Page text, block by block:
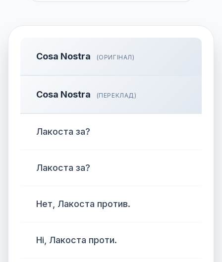
Cosa Nostra (ОРИГІНАЛ)
Cosa Nostra (ПЕРЕКЛАД)
Лакоста за?
Лакоста за?
Нет, Лакоста против.
Ні, Лакоста проти.